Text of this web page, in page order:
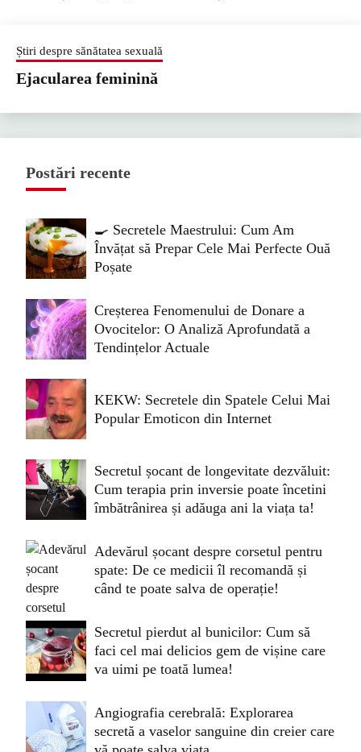
Știri despre sănătatea sexuală
Ejacularea feminină
Postări recente
🍳 Secretele Maestrului: Cum Am
Învățat să Prepar Cele Mai Perfecte Ouă
Poșate
Creșterea Fenomenului de Donare a
Ovocitelor: O Analiză Aprofundată a
Tendințelor Actuale
KEKW: Secretele din Spatele Celui Mai
Popular Emoticon din Internet
Secretul șocant de longevitate dezvăluit:
Cum terapia prin inversie poate încetini
îmbătrânirea și adăuga ani la viața ta!
Adevărul șocant despre corsetul pentru
spate: De ce medicii îl recomandă și
când te poate salva de operație!
Secretul pierdut al bunicilor: Cum să
faci cel mai delicios gem de vișine care
va uimi pe toată lumea!
Angiografia cerebrală: Explorarea
secretă a vaselor sanguine din creier care